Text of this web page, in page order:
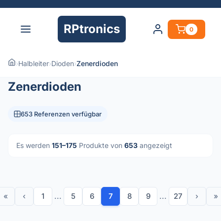
RPtronics 0
›Halbleiter›Dioden›Zenerdioden
Zenerdioden
653 Referenzen verfügbar
Es werden 151–175 Produkte von 653 angezeigt
« ‹ 1 ... 5 6 7 8 9 ... 27 › »